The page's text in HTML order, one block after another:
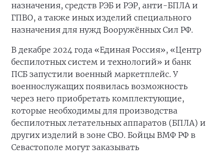
назначения, средств РЭБ и РЭР, анти-БПЛА и
ГПВО, а также иных изделий специального
назначения для нужд Вооружённых Сил РФ.
В декабре 2024 года «Единая Россия», «Центр
беспилотных систем и технологий» и банк
ПСБ запустили военный маркетплейс. У
военнослужащих появилась возможность
через него приобретать комплектующие,
которые необходимы для производства
беспилотных летательных аппаратов (БПЛА) и
других изделий в зоне СВО. Бойцы ВМФ РФ в
Севастополе могут заказывать